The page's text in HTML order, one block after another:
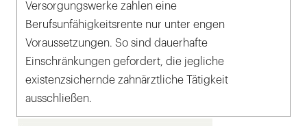
Versorgungswerke zahlen eine
Berufsunfähigkeitsrente nur unter engen
Voraussetzungen. So sind dauerhafte
Einschränkungen gefordert, die jegliche
existenzsichernde zahnärztliche Tätigkeit
ausschließen.